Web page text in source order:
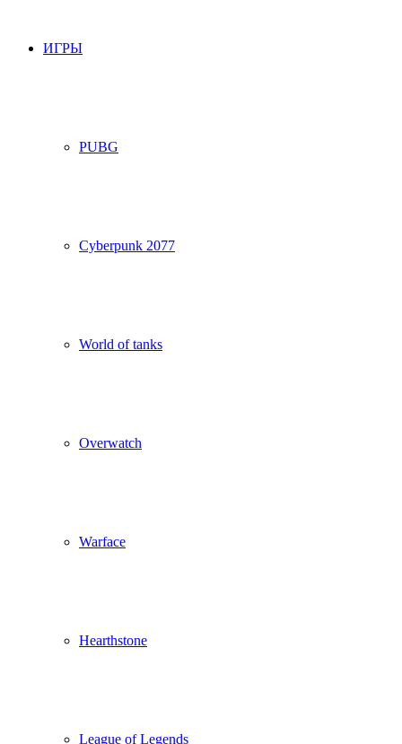
ИГРЫ
PUBG
Cyberpunk 2077
World of tanks
Overwatch
Warface
Hearthstone
League of Legends